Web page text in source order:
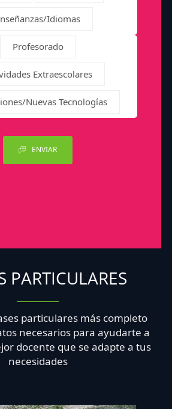
Idiomas
Profesorado
Extraescolares
Nuevas Tecnologías
ENVIAR
PARTICULARES
particulares más completo
necesarios para ayudarte a
docente que se adapte a tus
necesidades